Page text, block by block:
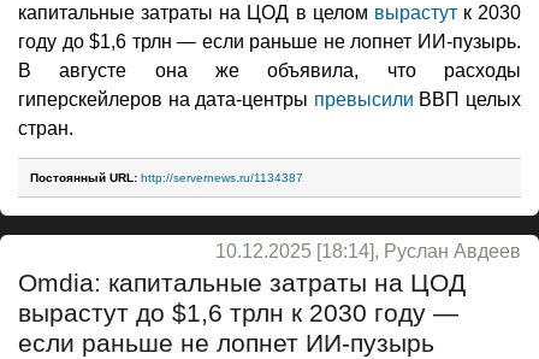
капитальные затраты на ЦОД в целом вырастутк 2030
году до $1,6 трлн — если раньше не лопнет ИИ-пузырь.
В августе она же объявила, что расходы
гиперскейлеров на дата-центры превысили ВВП целых
стран.
Постоянный URL: http://servernews.ru/1134387
10.12.2025 [18:14], Руслан Авдеев
Omdia: капитальные затраты на ЦОД
вырастут до $1,6 трлн к 2030 году —
если раньше не лопнет ИИ-пузырь